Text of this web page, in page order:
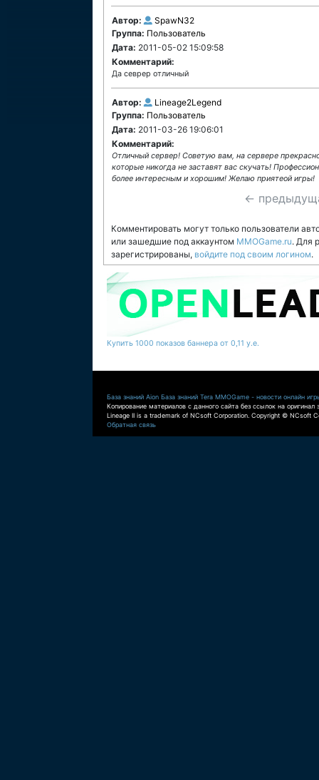
Автор:
SpawN32
Группа: Пользователь
Дата: 2011-05-02 15:09:58
Комментарий:
Да севрер отличный
Автор:
Lineage2Legend
Группа: Пользователь
Дата: 2011-03-26 19:06:01
Комментарий:
Отличный сервер! Советую вам, на сервере
которые никогда не заставят вас скучать!
более интересным и хорошим! Желаю приятеой игры!
←
Комментировать могут только пользователи
или зашедшие под аккаунтом MMOGame.ru. Для
зарегистрированы, войдите под своим логином.
Купить 1000 показов баннера от 0,11 у.е.
База знаний Aion База знаний Tera MMOGame - новости онлайн
Копирование материалов с данного сайта без ссылок на оригинал
Lineage II is a trademark of NCsoft Corporation. Copyright © NCsoft
Обратная связь